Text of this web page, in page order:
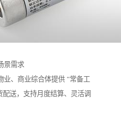
景需求​
业、商业综合体提供 “常备工
送，支持月度结算、灵活调